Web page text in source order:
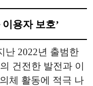
용자 보호’
난 2022년 출범한
건전한 발전과 이
체 활동에 적극 나